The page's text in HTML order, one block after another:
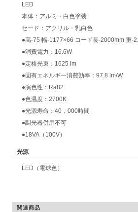
LED
本体：アルミ・白色塗装
セード：アクリル・乳白色
●高-75 幅-1177×66 コード長-2000mm 重-
●消費電力：16.6W
●定格光束：1625 lm
●固有エネルギー消費効率：97.8 lm/W
●演色性：Ra82
●色温度：2700K
●光源寿命：40，000時間
●調光器併用不可
●18VA（100V）
光源
LED（電球色）
関連商品